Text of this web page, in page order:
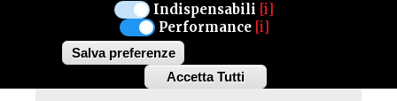
Indispensabili [i]
Performance [i]
Salva preferenze
Accetta Tutti
Withdraw
Facebook
Twitter
Pinterest